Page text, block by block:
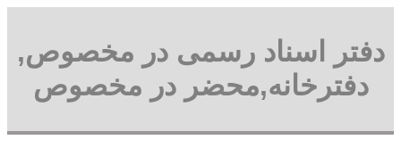
دفتر اسناد رسمی در مخصوص,
دفترخانه,محضر در مخصوص